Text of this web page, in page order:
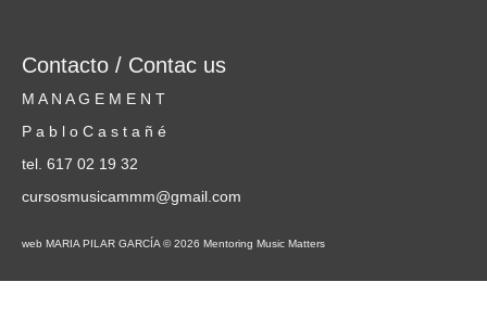
Contacto / Contac us
M A N A G E M E N T
P a b l o C a s t a ñ é
tel. 617 02 19 32
cursosmusicammm@gmail.com
web MARIA PILAR GARCÍA © 2026 Mentoring Music Matters